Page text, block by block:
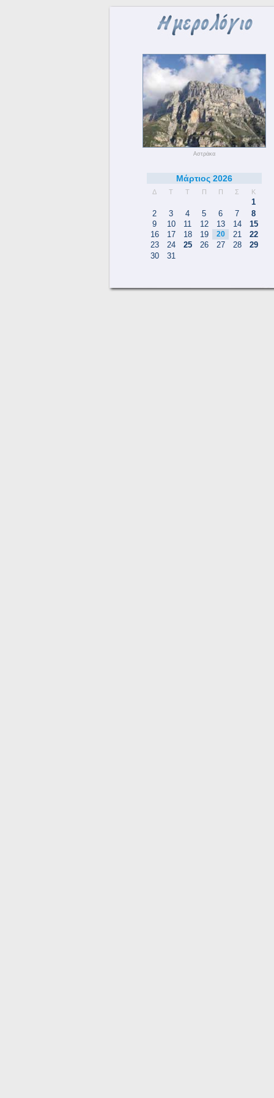
Αστράκα
Μάρτιος 2026
Δ Τ Τ Π Π Σ Κ
1
2
3 4 5 6 7
8
9
10 11 12 13 14
15
16
17 18 19 20 21
22
23
24 25 26 27 28
29
30
31